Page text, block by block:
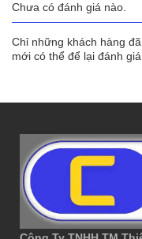
Chưa có đánh giá nào.
Chỉ những khách hàng
mới có thể để lại đánh